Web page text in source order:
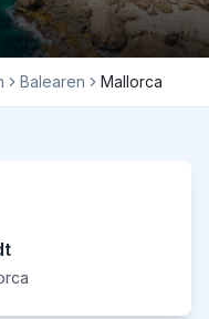
Balearen Mallorca